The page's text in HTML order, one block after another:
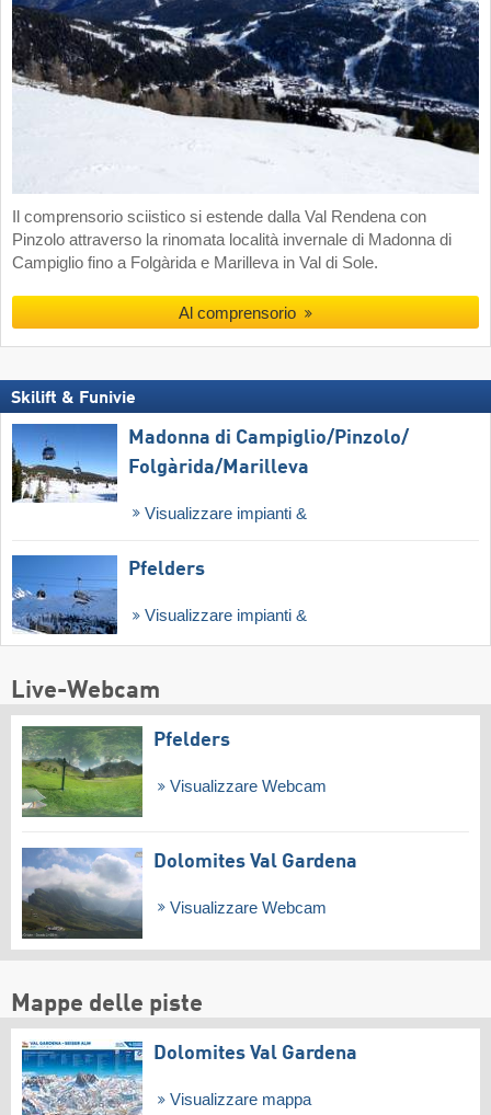
Il comprensorio sciistico si estende dalla Val Rendena con
Pinzolo attraverso la rinomata località invernale di Madonna di
Campiglio fino a Folgàrida e Marilleva in Val di Sole.
Al comprensorio
Skilift & Funivie
Madonna di Campiglio/​Pinzolo/​
Folgàrida/​Marilleva
Visualizzare impianti &
Pfelders
Visualizzare impianti &
Live-Webcam
Pfelders
Visualizzare Webcam
Dolomites Val Gardena
Visualizzare Webcam
Mappe delle piste
Dolomites Val Gardena
Visualizzare mappa